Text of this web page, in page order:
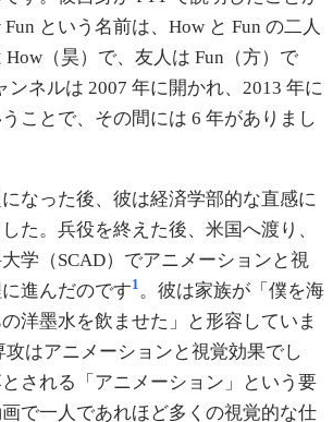
という名前は、How と Fun の二人
（昊）で、友人は Fun（方）で
ンネルは 2007 年に開かれ、2013 年に
ことで、その間には 6 年がありまし
なった後、彼は経済学部的な直感に
た。兵役を終えた後、米国へ渡り、
学（SCAD）でアニメーションと視
進んだのです1。彼は家族が「僕を海
洋墨水を飲ませた」と形容していま
攻はアニメーションと視覚効果でし
される「アニメーション」という要
で一人であれほど多くの視覚的な仕